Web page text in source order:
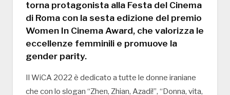
torna protagonista alla Festa del Cinema
di Roma con la sesta edizione del premio
Women In Cinema Award, che valorizza le
eccellenze femminili e promuove la
gender parity.
Il WiCA 2022 è dedicato a tutte le donne iraniane
che con lo slogan “Zhen, Zhian, Azadi!”, “Donna, vita,